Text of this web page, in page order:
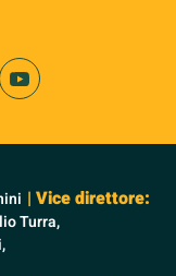
| Vice direttore:
Turra,